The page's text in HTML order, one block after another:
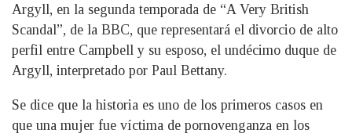
Argyll, en la segunda temporada de “A Very British
Scandal”, de la BBC, que representará el divorcio de alto
perfil entre Campbell y su esposo, el undécimo duque de
Argyll, interpretado por Paul Bettany.
Se dice que la historia es uno de los primeros casos en
que una mujer fue víctima de pornovenganza en los